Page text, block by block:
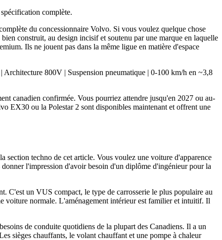
complète.
du concessionnaire Volvo. Si vous voulez quelque chose
construit, au design incisif et soutenu par une marque en laquelle
Ils ne jouent pas dans la même ligue en matière d'espace
800V | Suspension pneumatique | 0-100 km/h en ~3,8
canadien confirmée. Vous pourriez attendre jusqu'en 2027 ou au-
EX30 ou la Polestar 2 sont disponibles maintenant et offrent une
section techno de cet article. Vous voulez une voiture d'apparence
l'impression d'avoir besoin d'un diplôme d'ingénieur pour la
C'est un VUS compact, le type de carrosserie le plus populaire au
voiture normale. L'aménagement intérieur est familier et intuitif. Il
de conduite quotidiens de la plupart des Canadiens. Il a un
sièges chauffants, le volant chauffant et une pompe à chaleur